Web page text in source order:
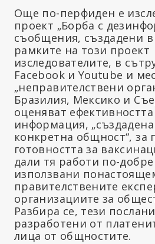
Още по-перфиден е
проект „Борба с
съобщения, създадени
рамките на този проект
изследователите, в
Facebook и Youtube и
„неправителствени
Бразилия, Мексико и
оценяват
информация,
конкретна общност“, за
готовността за
дали тя работи по-
използвани
правителствените
организациите за
Разбира се, тези
разработени от
лица от общностите.